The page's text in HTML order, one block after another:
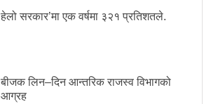
हेलो सरकार’मा एक वर्षमा ३२१ प्रतिशतले.
बीजक लिन–दिन आन्तरिक राजस्व विभागको
आग्रह